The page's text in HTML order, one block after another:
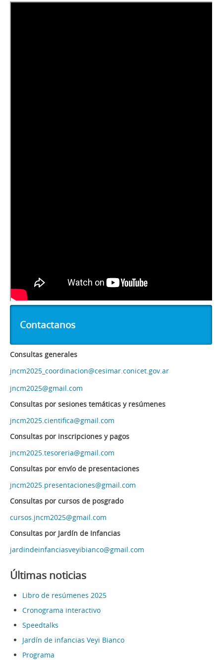
Contactanos
Consultas generales
jncm2025_coordinacion@cesimar.conicet.gov.ar
jncm2025@gmail.com
Consultas por sesiones temáticas y resúmenes
jncm2025.cientifica@gmail.com
Consultas por inscripciones y pagos
jncm2025.tesoreria@gmail.com
Consultas por envío de presentaciones
jncm2025.presentaciones@gmail.com
Consultas por cursos de posgrado
cursos.jncm2025@gmail.com
Consultas por Jardín de Infancias
jardindeinfanciasveyibianco@gmail.com
Últimas noticias
Libro de resúmenes 2025
Cronograma interactivo
Speedtalks
Jardín de infancias Veyi Bianco
Programa